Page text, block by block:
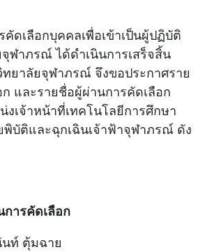
ดเลือกบุคคลเพื่อเข้าเป็นผู้ปฏิบัติ
ฬาภรณ์ ได้ดำเนินการเสร็จสิ้น
ทยาลัยจุฬาภรณ์ จึงขอประกาศราย
และรายชื่อผู้ผ่านการคัดเลือก
งเจ้าหน้าที่เทคโนโลยีการศึกษา
บัติและฉุกเฉินเจ้าฟ้าจุฬาภรณ์ ดัง
ารคัดเลือก
ตุ้มฉาย